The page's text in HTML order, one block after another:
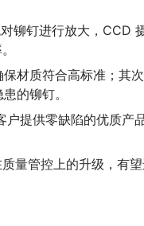
铆钉进行放大，CCD
材质符合高标准；其
的铆钉。
提供零缺陷的优质产
量管控上的升级，有